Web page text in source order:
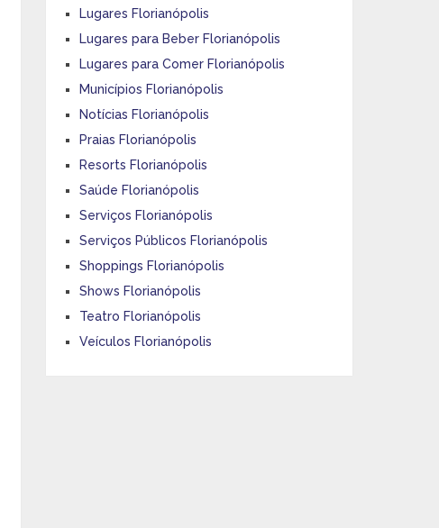
Lugares Florianópolis
Lugares para Beber Florianópolis
Lugares para Comer Florianópolis
Municípios Florianópolis
Notícias Florianópolis
Praias Florianópolis
Resorts Florianópolis
Saúde Florianópolis
Serviços Florianópolis
Serviços Públicos Florianópolis
Shoppings Florianópolis
Shows Florianópolis
Teatro Florianópolis
Veículos Florianópolis